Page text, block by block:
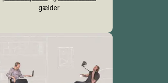
gælder.